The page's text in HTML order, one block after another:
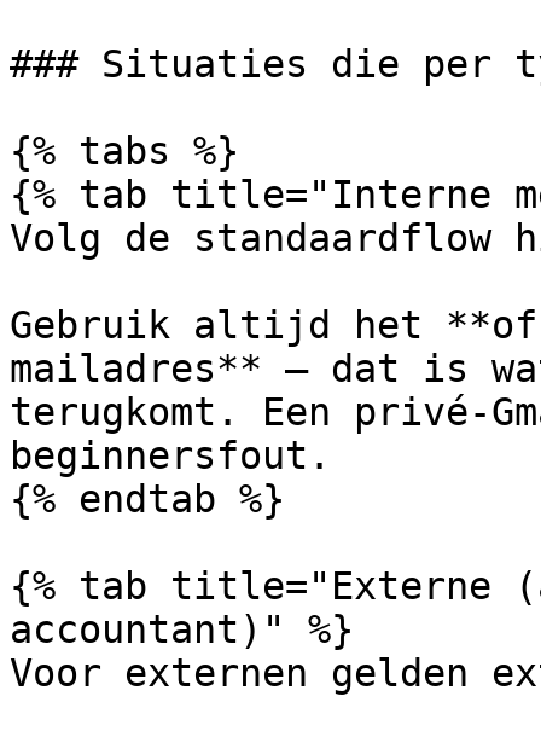
### Situaties die per
{% tabs %}
{% tab title="Interne
Volg de standaardflow
Gebruik altijd het
mailadres** — dat is
terugkomt. Een privé-
beginnersfout.
{% endtab %}
{% tab title="Externe
accountant)" %}
Voor externen gelden